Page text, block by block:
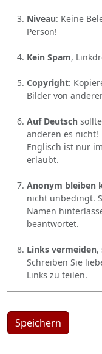
Niveau: Keine
Person!
Kein Spam,
Copyright:
Bilder von
Auf Deutsch
anderen es nicht!
Englisch ist nur im
erlaubt.
Anonym bleiben
nicht unbedingt.
Namen
beantwortet.
Links vermeiden,
Schreiben Sie
Links zu teilen.
Speichern